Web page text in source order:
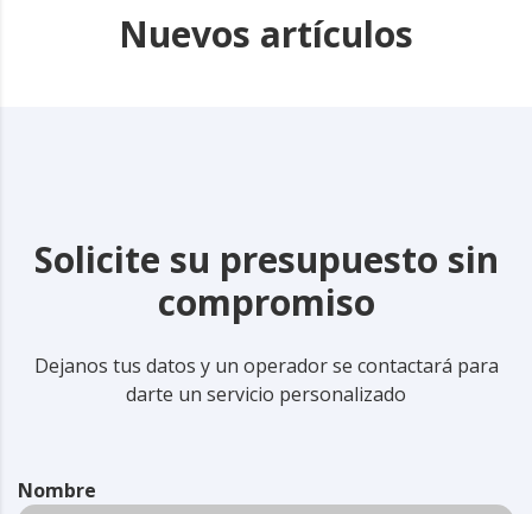
Nuevos artículos
Solicite su presupuesto sin
compromiso
Dejanos tus datos y un operador se contactará para
darte un servicio personalizado
Nombre